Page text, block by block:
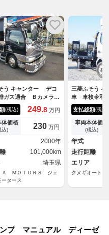
う キャンター デコ
ガス適合 Ｂカメラ
積載１７５０ｋｇ
車検１年
(税込) 249.8 万円
体価格
込) 230 万円
2000年
101,000km
埼玉県
Ａ ＭＯＴＯＲＳ ジェ
ータース
三菱ふそう
車 車検令和
ゼル ６ＭＴ
ｋｇ
支払総額(税込)
車両本体価格
(税込)
年式
走行距離
エリア
クヌギオート
プ マニュアル ディーゼ